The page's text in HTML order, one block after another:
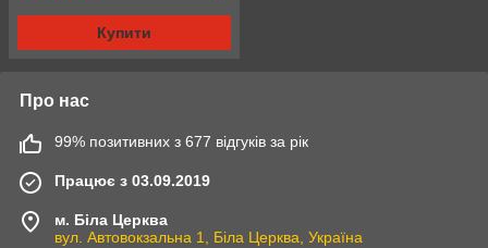
Купити
Про нас
99% позитивних з 677 відгуків за рік
Працює з 03.09.2019
м. Біла Церква
вул. Автовокзальна 1, Біла Церква, Україна